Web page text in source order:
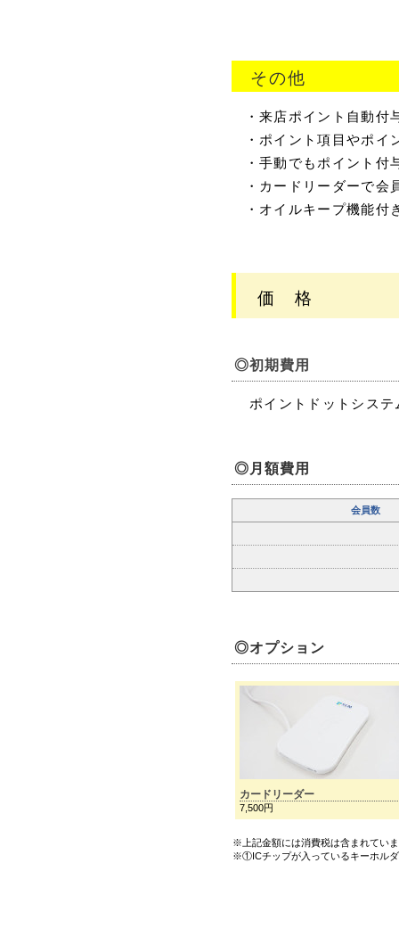
その他
・来店ポイント自動付
・ポイント項目やポイ
・手動でもポイント付
・カードリーダーで会
・オイルキープ機能付
価 格
◎初期費用
ポイントド
◎月額費用
会員数
◎オプション
カードリーダー
7,500円
※上記金額には消費税は含まれてい
※①ICチップが入っているキーホル